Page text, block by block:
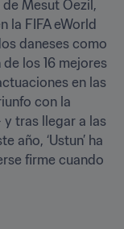
de Mesut Oezil,
la FIFA eWorld
de los 16 mejores
en las
con la
y tras llegar a las
año, ‘Ustun’ ha
firme cuando